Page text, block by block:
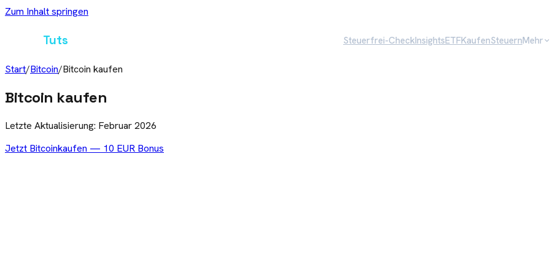
Zum Inhalt springen
Tuts Steuerfrei-CheckInsightsETFKaufenSteuernMehr
Start/Bitcoin/Bitcoin kaufen
Bitcoin kaufen
Letzte Aktualisierung: Februar 2026
Jetzt Bitcoinkaufen — 10 EUR Bonus